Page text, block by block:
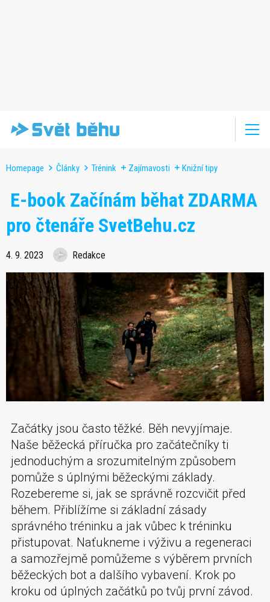
Homepage Články Trénink Zajímavosti Knižní tipy
E-book Začínám běhat ZDARMA
pro čtenáře SvetBehu.cz
4. 9. 2023 Redakce
Začátky jsou často těžké. Běh nevyjímaje.
Naše běžecká příručka pro začátečníky ti
jednoduchým a srozumitelným způsobem
pomůže s úplnými běžeckými základy.
Rozebereme si, jak se správně rozcvičit před
během. Přiblížíme si základní zásady
správného tréninku a jak vůbec k tréninku
přistupovat. Naťukneme i výživu a regeneraci
a samozřejmě pomůžeme s výběrem prvních
běžeckých bot a dalšího vybavení. Krok po
kroku od úplných začátků po tvůj první závod.